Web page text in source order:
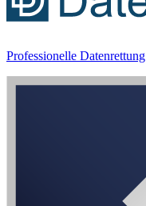
Professionelle Datenrettung